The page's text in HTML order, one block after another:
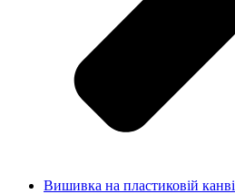
Вишивка на пластиковій канві